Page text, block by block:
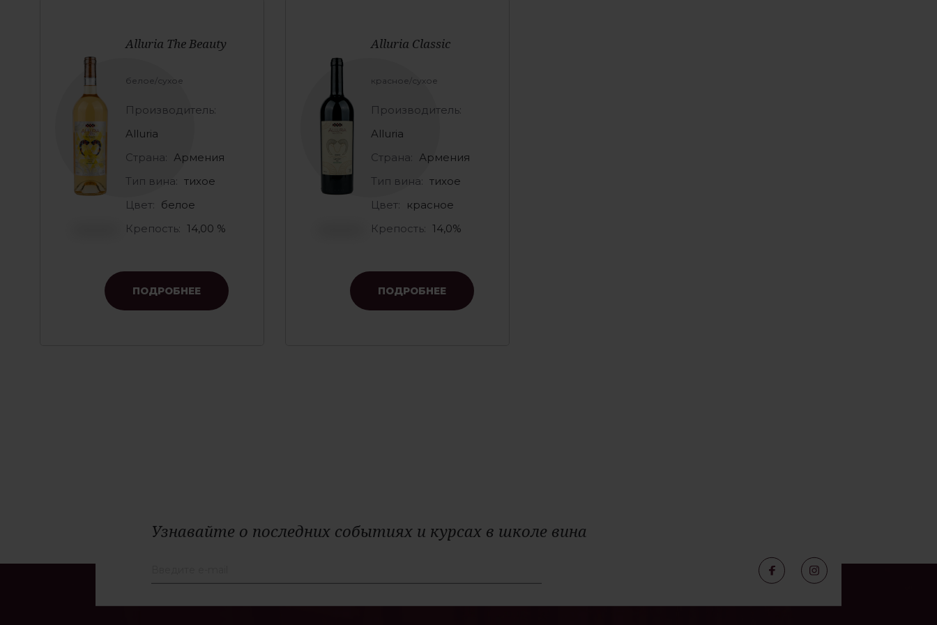
Alluria The Beauty
белое/сухое
Производитель:
Alluria
Страна: Армения
Тип вина: тихое
Цвет: белое
Крепость: 14,00 %
ПОДРОБНЕЕ
Alluria Classic
красное/сухое
Производитель:
Alluria
Страна: Армения
Тип вина: тихое
Цвет:
красное
Крепость: 14,0%
ПОДРОБНЕЕ
Узнавайте о последних событиях и курсах в школе вина